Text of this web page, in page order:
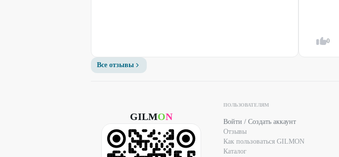
0
Все отзывы
GILMON
ПОЛЬЗОВАТЕЛЯМ
Войти / Создать аккаунт
Отзывы
Как пользоваться GILMON
Каталог